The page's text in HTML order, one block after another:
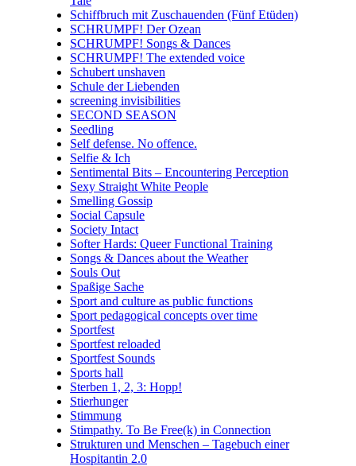
Schiffbruch mit Zuschauenden (Fünf Etüden)
SCHRUMPF! Der Ozean
SCHRUMPF! Songs & Dances
SCHRUMPF! The extended voice
Schubert unshaven
Schule der Liebenden
screening invisibilities
SECOND SEASON
Seedling
Self defense. No offence.
Selfie & Ich
Sentimental Bits – Encountering Perception
Sexy Straight White People
Smelling Gossip
Social Capsule
Society Intact
Softer Hards: Queer Functional Training
Songs & Dances about the Weather
Souls Out
Spaßige Sache
Sport and culture as public functions
Sport pedagogical concepts over time
Sportfest
Sportfest reloaded
Sportfest Sounds
Sports hall
Sterben 1, 2, 3: Hopp!
Stierhunger
Stimmung
Stimpathy. To Be Free(k) in Connection
Strukturen und Menschen – Tagebuch einer
Hospitantin 2.0